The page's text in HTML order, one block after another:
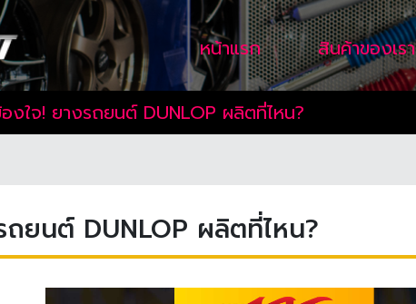
หน้าแรก สินค้าของเรา
งใจ! ยางรถยนต์ DUNLOP ผลิตที่ไหน?
ถยนต์ DUNLOP ผลิตที่ไหน?